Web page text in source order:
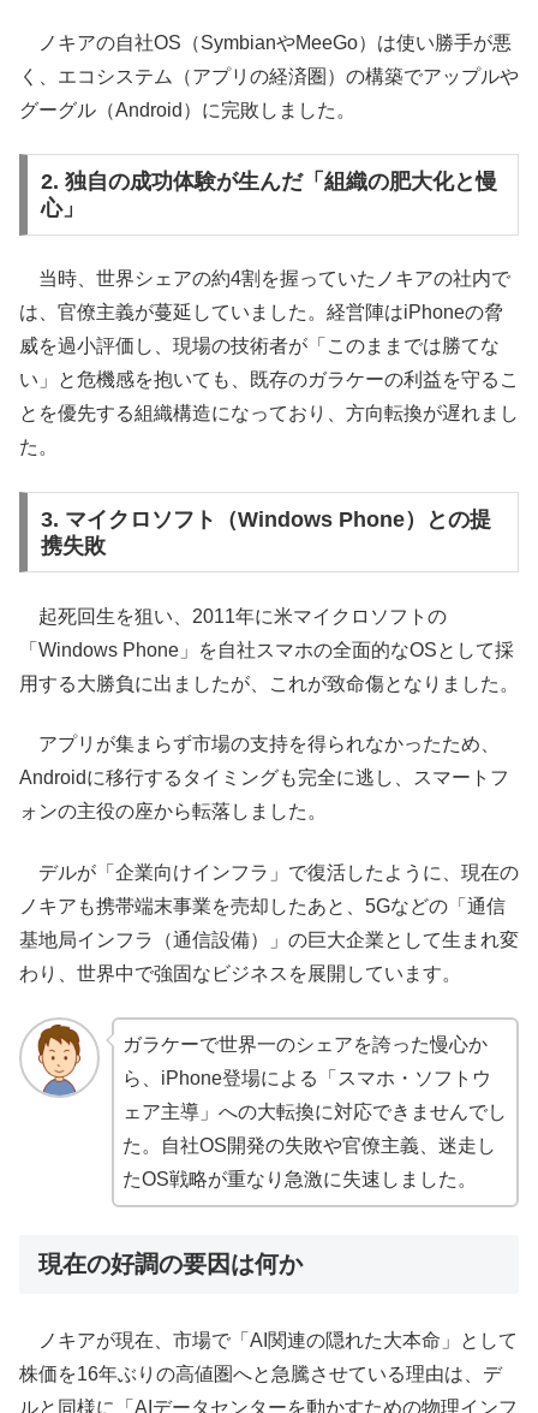
ノキアの自社OS（SymbianやMeeGo）は使い勝手が悪
く、エコシステム（アプリの経済圏）の構築でアップルや
グーグル（Android）に完敗しました。
2. 独自の成功体験が生んだ「組織の肥大化と慢
心」
当時、世界シェアの約4割を握っていたノキアの社内で
は、官僚主義が蔓延していました。経営陣はiPhoneの脅
威を過小評価し、現場の技術者が「このままでは勝てな
い」と危機感を抱いても、既存のガラケーの利益を守るこ
とを優先する組織構造になっており、方向転換が遅れまし
た。
3. マイクロソフト（Windows Phone）との提
携失敗
起死回生を狙い、2011年に米マイクロソフトの
「Windows Phone」を自社スマホの全面的なOSとして採
用する大勝負に出ましたが、これが致命傷となりました。
アプリが集まらず市場の支持を得られなかったため、
Androidに移行するタイミングも完全に逃し、スマートフ
ォンの主役の座から転落しました。
デルが「企業向けインフラ」で復活したように、現在の
ノキアも携帯端末事業を売却したあと、5Gなどの「通信
基地局インフラ（通信設備）」の巨大企業として生まれ変
わり、世界中で強固なビジネスを展開しています。
ガラケーで世界一のシェアを誇った慢心か
ら、iPhone登場による「スマホ・ソフトウ
ェア主導」への大転換に対応できませんでし
た。自社OS開発の失敗や官僚主義、迷走し
たOS戦略が重なり急激に失速しました。
現在の好調の要因は何か
ノキアが現在、市場で「AI関連の隠れた大本命」として
株価を16年ぶりの高値圏へと急騰させている理由は、デ
ルと同様に「AIデータセンターを動かすための物理インフ